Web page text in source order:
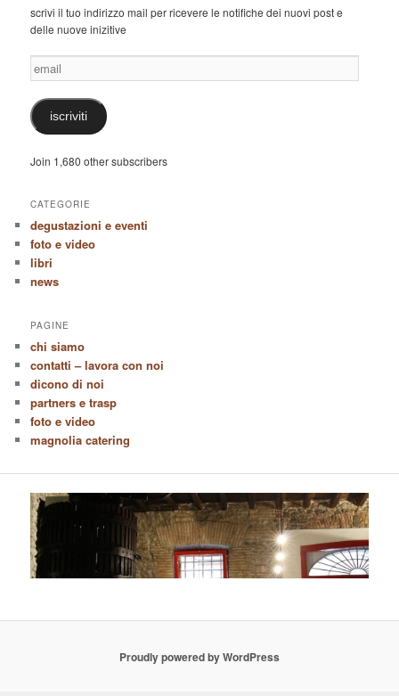
scrivi il tuo indirizzo mail per ricevere le notifiche dei nuovi post e
delle nuove inizitive
email
iscriviti
Join 1,680 other subscribers
CATEGORIE
degustazioni e eventi
foto e video
libri
news
PAGINE
chi siamo
contatti – lavora con noi
dicono di noi
partners e trasp
foto e video
magnolia catering
Proudly powered by WordPress